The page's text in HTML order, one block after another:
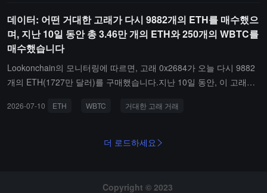
데이터: 어떤 거대한 고래가 다시 9882개의 ETH를 매수했으
며, 지난 10일 동안 총 3.46만 개의 ETH와 250개의 WBTC를
매수했습니다
Lookonchain의 모니터링에 따르면, 고래 0x2684가 오늘 다시 9882
개의 ETH(1727만 달러)를 구매했습니다.지난 10일 동안, 이 고래는
C(1566만 달러)를 인출했습니다.
2026-07-10 ETH WBTC 거대한 고래 거래
더 로드하세요
Copyright © 2023